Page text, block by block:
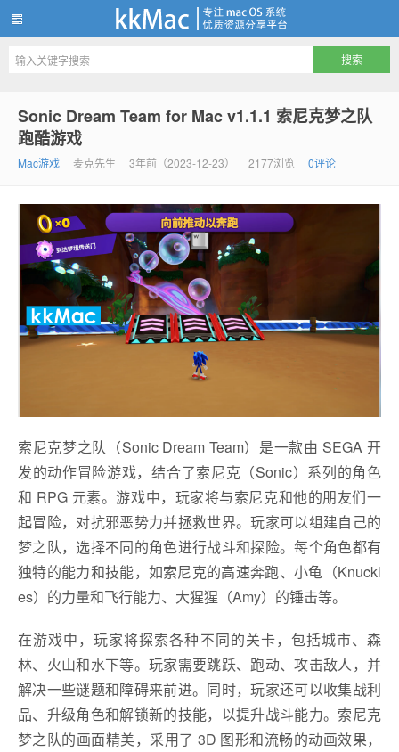
Sonic Dream Team for Mac v1.1.1 索尼克梦之队
跑酷游戏
Mac游戏 麦克先生 3年前（2023-12-23） 2177浏览 0评论
索尼克梦之队（Sonic Dream Team）是一款由 SEGA 开
发的动作冒险游戏，结合了索尼克（Sonic）系列的角色
和 RPG 元素。游戏中，玩家将与索尼克和他的朋友们一
起冒险，对抗邪恶势力并拯救世界。玩家可以组建自己的
梦之队，选择不同的角色进行战斗和探险。每个角色都有
独特的能力和技能，如索尼克的高速奔跑、小龟（Knuckl
es）的力量和飞行能力、大猩猩（Amy）的锤击等。
在游戏中，玩家将探索各种不同的关卡，包括城市、森
林、火山和水下等。玩家需要跳跃、跑动、攻击敌人，并
解决一些谜题和障碍来前进。同时，玩家还可以收集战利
品、升级角色和解锁新的技能，以提升战斗能力。索尼克
梦之队的画面精美，采用了 3D 图形和流畅的动画效果，